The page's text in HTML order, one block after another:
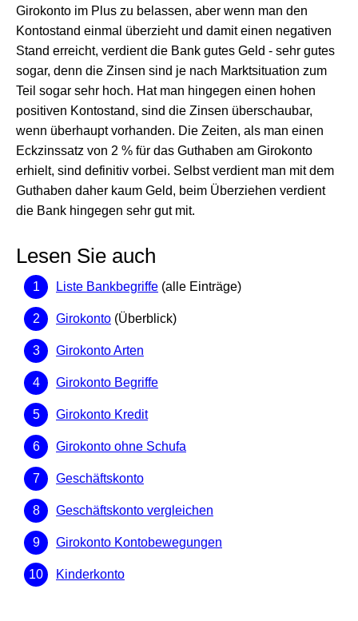
Girokonto im Plus zu belassen, aber wenn man den
Kontostand einmal überzieht und damit einen negativen
Stand erreicht, verdient die Bank gutes Geld - sehr gutes
sogar, denn die Zinsen sind je nach Marktsituation zum
Teil sogar sehr hoch. Hat man hingegen einen hohen
positiven Kontostand, sind die Zinsen überschaubar,
wenn überhaupt vorhanden. Die Zeiten, als man einen
Eckzinssatz von 2 % für das Guthaben am Girokonto
erhielt, sind definitiv vorbei. Selbst verdient man mit dem
Guthaben daher kaum Geld, beim Überziehen verdient
die Bank hingegen sehr gut mit.
Lesen Sie auch
Liste Bankbegriffe (alle Einträge)
Girokonto (Überblick)
Girokonto Arten
Girokonto Begriffe
Girokonto Kredit
Girokonto ohne Schufa
Geschäftskonto
Geschäftskonto vergleichen
Girokonto Kontobewegungen
Kinderkonto